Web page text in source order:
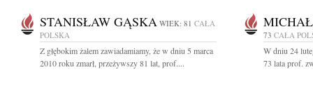
STANISŁAW GĄSKA WIEK: 81 CAŁA
POLSKA
Z głębokim żalem zawiadamiamy, że w dniu 5 marca
2010 roku zmarł, przeżywszy 81 lat, prof....
73 CAŁA
W dniu 24
73 lata prof.